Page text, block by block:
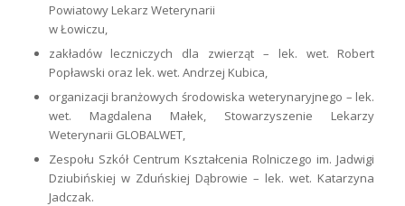
Powiatowy Lekarz Weterynarii
w Łowiczu,
zakładów leczniczych dla zwierząt – lek. wet. Robert
Popławski oraz lek. wet. Andrzej Kubica,
organizacji branżowych środowiska weterynaryjnego – lek.
wet. Magdalena Małek, Stowarzyszenie Lekarzy
Weterynarii GLOBALWET,
Zespołu Szkół Centrum Kształcenia Rolniczego im. Jadwigi
Dziubińskiej w Zduńskiej Dąbrowie – lek. wet. Katarzyna
Jadczak.